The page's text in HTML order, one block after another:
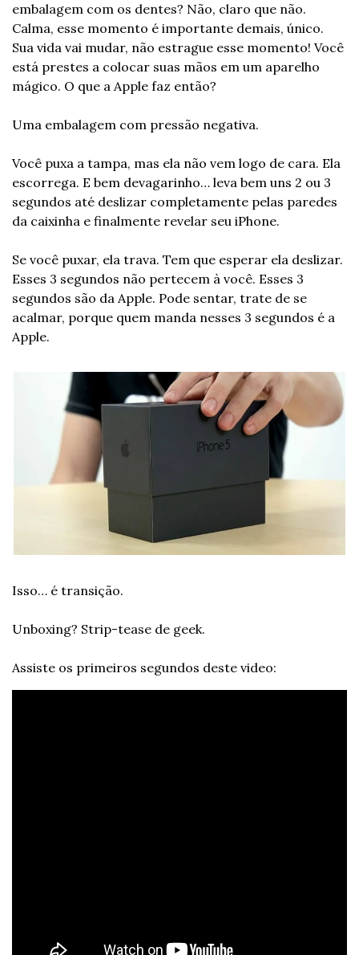
embalagem com os dentes? Não, claro que não.
Calma, esse momento é importante demais, único.
Sua vida vai mudar, não estrague esse momento! Você
está prestes a colocar suas mãos em um aparelho
mágico. O que a Apple faz então?
Uma embalagem com pressão negativa.
Você puxa a tampa, mas ela não vem logo de cara. Ela
escorrega. E bem devagarinho… leva bem uns 2 ou 3
segundos até deslizar completamente pelas paredes
da caixinha e finalmente revelar seu iPhone.
Se você puxar, ela trava. Tem que esperar ela deslizar.
Esses 3 segundos não pertecem à você. Esses 3
segundos são da Apple. Pode sentar, trate de se
acalmar, porque quem manda nesses 3 segundos é a
Apple.
Isso… é transição.
Unboxing? Strip-tease de geek.
Assiste os primeiros segundos deste video: